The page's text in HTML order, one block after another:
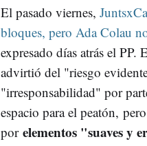
El pasado viernes,
bloques, pero Ada Colau
expresado días atrás el
advirtió del "riesgo
"irresponsabilidad" por
espacio para el peatón,
por elementos "suaves y